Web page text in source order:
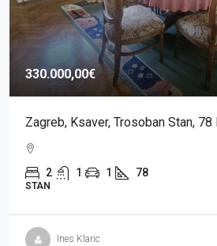
330.000,00€
Zagreb, Ksaver, Trosoban Stan, 78
2 1 1 78
STAN
Ines Klaric